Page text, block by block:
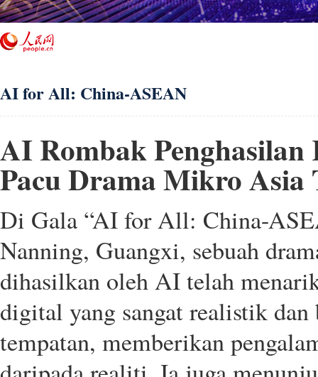
AI for All: China-ASEAN
AI Rombak
Pacu Drama Mikro Asia
Di Gala “AI for All: China-
Nanning, Guangxi, sebuah
dihasilkan oleh AI telah
digital yang sangat realistik dan
tempatan, memberikan